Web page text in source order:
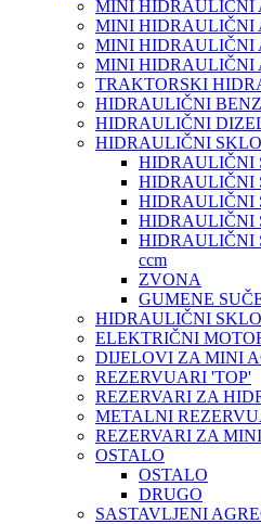
MINI HIDRAULIČNI
MINI HIDRAULIČNI
MINI HIDRAULIČNI
MINI HIDRAULIČNI
TRAKTORSKI
HIDRAULIČNI
HIDRAULIČNI
HIDRAULIČNI
HIDRAULIČNI
HIDRAULIČNI
HIDRAULIČNI
HIDRAULIČNI
HIDRAULIČNI
ccm
ZVONA
GUMENE
HIDRAULIČNI
ELEKTRIČNI
DIJELOVI ZA MINI
REZERVUARI 'TOP'
REZERVARI ZA
METALNI
REZERVARI ZA
OSTALO
OSTALO
DRUGO
SASTAVLJENI